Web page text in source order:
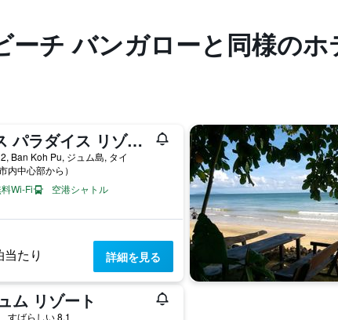
ーチ バンガローと同様のホ
ピース パラダイス リゾート
Ban Koh Pu, ジュム島, タイ
内中心部から）
Wi-Fi
空港シャトル
たり 詳細を見る
ム リゾート
すばらしい 8.1